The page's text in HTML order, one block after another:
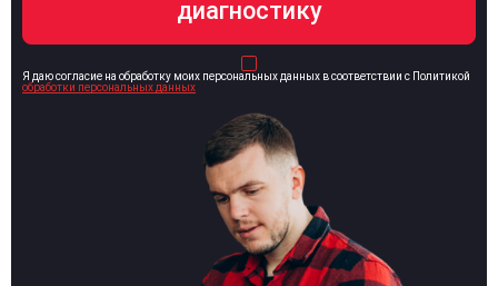
Я даю согласие на обработку моих персональных данных в соответствии с Политикой
обработки персональных данных